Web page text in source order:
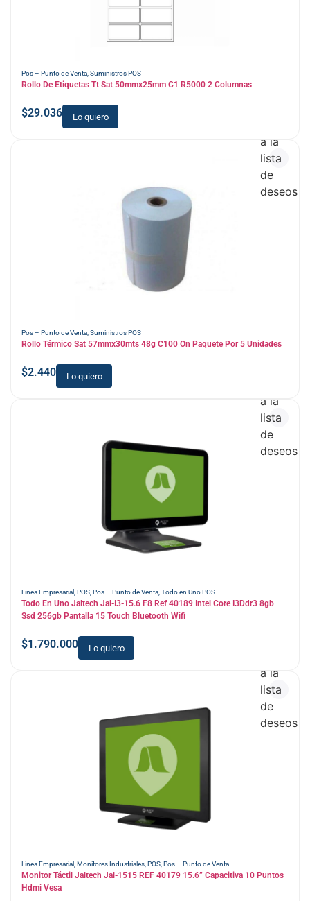
Pos – Punto de Venta,Suministros POS
Rollo De Etiquetas Tt Sat 50mmx25mm C1 R5000 2 Columnas
$29.036 Lo quiero
Pos – Punto de Venta,Suministros POS
Rollo Térmico Sat 57mmx30mts 48g C100 On Paquete Por 5 Unidades
$2.440 Lo quiero
a la
lista
de
deseos
Linea Empresarial,POS,Pos – Punto de Venta,Todo en Uno POS
Todo En Uno Jaltech Jal-I3-15.6 F8 Ref 40189 Intel Core I3Ddr3 8gb
Ssd 256gb Pantalla 15 Touch Bluetooth Wifi
$1.790.000 Lo quiero
a la
lista
de
deseos
Linea Empresarial,Monitores Industriales,POS,Pos – Punto de Venta
Monitor Táctil Jaltech Jal-1515 REF 40179 15.6” Capacitiva 10 Puntos
Hdmi Vesa
a la
lista
de
deseos